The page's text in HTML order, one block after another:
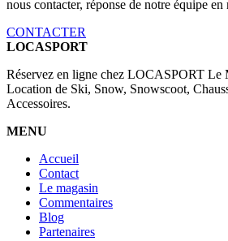
nous contacter, réponse de notre équipe en
CONTACTER
LOCASPORT
Réservez en ligne chez LOCASPORT Le
Location de Ski, Snow, Snowscoot,
Accessoires.
MENU
Accueil
Contact
Le magasin
Commentaires
Blog
Partenaires